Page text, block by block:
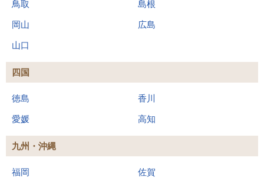
鳥取 島根
岡山 広島
山口
四国
徳島 香川
愛媛 高知
九州・沖縄
福岡 佐賀